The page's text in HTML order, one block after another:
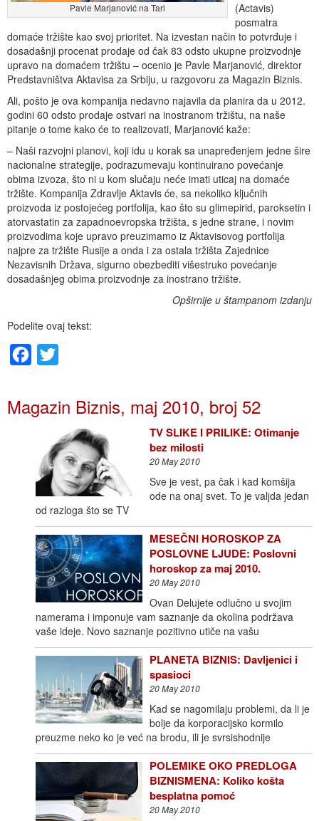
Pavle Marjanović na Tari
(Actavis)
posmatra
domaće tržište kao svoj prioritet. Na izvestan način to potvrđuje i
dosadašnji procenat prodaje od čak 83 odsto ukupne proizvodnje
upravo na domaćem tržištu – ocenio je Pavle Marjanović, direktor
Predstavništva Aktavisa za Srbiju, u razgovoru za Magazin Biznis.
Ali, pošto je ova kompanija nedavno najavila da planira da u 2012.
godini 60 odsto prodaje ostvari na inostranom tržištu, na naše
pitanje o tome kako će to realizovati, Marjanović kaže:
– Naši razvojni planovi, koji idu u korak sa unapređenjem jedne šire
nacionalne strategije, podrazumevaju kontinuirano povećanje
obima izvoza, što ni u kom slučaju neće imati uticaj na domaće
tržište. Kompanija Zdravlje Aktavis će, sa nekoliko ključnih
proizvoda iz postojećeg portfolija, kao što su glimepirid, paroksetin i
atorvastatin za zapadnoevropska tržišta, s jedne strane, i novim
proizvodima koje upravo preuzimamo iz Aktavisovog portfolija
najpre za tržište Rusije a onda i za ostala tržišta Zajednice
Nezavisnih Država, sigurno obezbediti višestruko povećanje
dosadašnjeg obima proizvodnje za inostrano tržište.
Opširnije u štampanom izdanju
Podelite ovaj tekst:
Facebook
Magazin Biznis, maj 2010, broj 52
TV SLIKE I PRILIKE: Otimanje
bez milosti
20 May 2010
Sve je vest, pa čak i kad komšija
ode na onaj svet. To je valjda jedan
od razloga što se TV
MESEČNI HOROSKOP ZA
POSLOVNE LJUDE: Poslovni
horoskop za maj 2010.
20 May 2010
Ovan Delujete odlučno u svojim
namerama i imponuje vam saznanje da okolina podržava
vaše ideje. Novo saznanje pozitivno utiče na vašu
PLANETA BIZNIS: Davljenici i
spasioci
20 May 2010
Kad se nagomilaju problemi, da li je
bolje da korporacijsko kormilo
preuzme neko ko je već na brodu, ili je svrsishodnije
POLEMIKE OKO PREDLOGA
BIZNISMENA: Koliko košta
besplatna pomoć
20 May 2010